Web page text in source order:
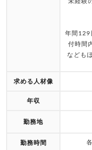
年間129
付時間
なども
求める人材像
年収
勤務地
勤務時間